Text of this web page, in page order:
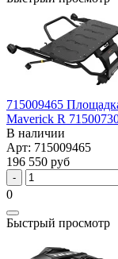
715009465
Maverick R
В наличии
Арт: 715009465
196 550 руб
0
Быстрый просмотр